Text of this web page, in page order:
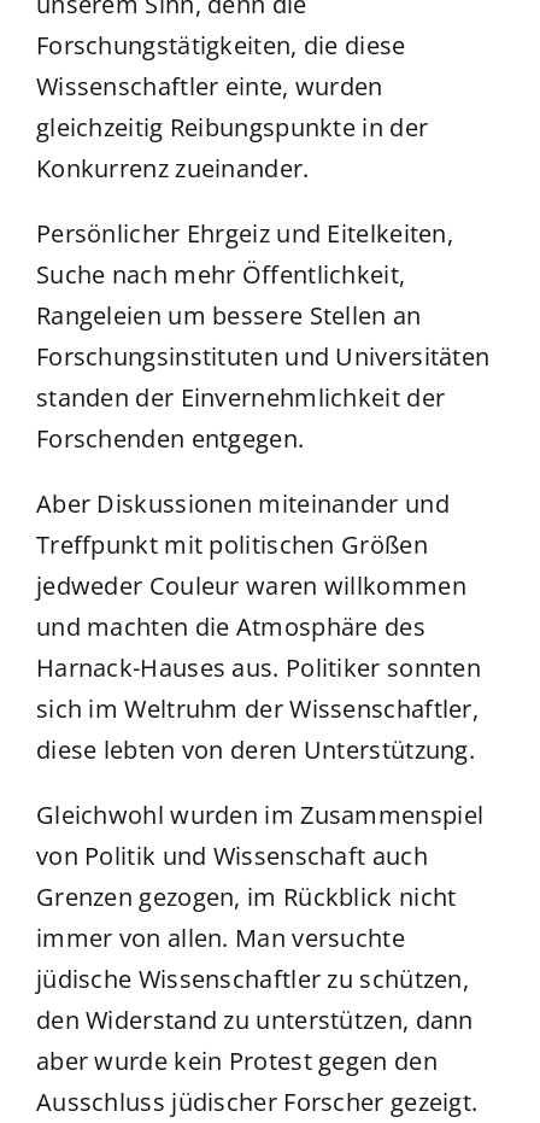
Forschungstätigkeiten, die diese
Wissenschaftler einte, wurden
gleichzeitig Reibungspunkte in der
Konkurrenz zueinander.
Persönlicher Ehrgeiz und Eitelkeiten,
Suche nach mehr Öffentlichkeit,
Rangeleien um bessere Stellen an
Forschungsinstituten und Universitäten
standen der Einvernehmlichkeit der
Forschenden entgegen.
Aber Diskussionen miteinander und
Treffpunkt mit politischen Größen
jedweder Couleur waren willkommen
und machten die Atmosphäre des
Harnack-Hauses aus. Politiker sonnten
sich im Weltruhm der Wissenschaftler,
diese lebten von deren Unterstützung.
Gleichwohl wurden im Zusammenspiel
von Politik und Wissenschaft auch
Grenzen gezogen, im Rückblick nicht
immer von allen. Man versuchte
jüdische Wissenschaftler zu schützen,
den Widerstand zu unterstützen, dann
aber wurde kein Protest gegen den
Ausschluss jüdischer Forscher gezeigt.